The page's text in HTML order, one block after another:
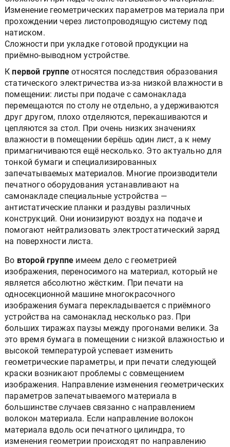
Изменение геометрических параметров материала при
прохождении через листопроводящую систему под
натиском.
Сложности при укладке готовой продукции на
приёмно-выводном устройстве.
Кпервой группе относятся последствия образования
статического электричества из-за низкой влажности в
помещении: листы при подаче с самонаклада
перемещаются по столу не отдельно, а удерживаются
друг другом, плохо отделяются, перекашиваются и
цепляются за стол. При очень низких значениях
влажности в помещении берёшь один лист, а к нему
примагничиваются ещё несколько. Это актуально для
тонкой бумаги и специализированных
запечатываемых материалов. Многие производители
печатного оборудования устанавливают на
самонакладе специальные устройства —
антистатические планки и раздувы различных
конструкций. Они ионизируют воздух на подаче и
помогают нейтрализовать электростатический заряд
на поверхности листа.
Во второй группе имеем дело с геометрией
изображения, переносимого на материал, который не
является абсолютно жёстким. При печати на
односекционной машине многокрасочного
изображения бумага перекладывается с приёмного
устройства на самонаклад несколько раз. При
больших тиражах паузы между прогонами велики. За
это время бумага в помещении с низкой влажностью и
высокой температурой успевает изменить
геометрические параметры, и при печати следующей
краски возникают проблемы с совмещением
изображения. Направление изменения геометрических
параметров запечатываемого материала в
большинстве случаев связанно с направлением
волокон материала. Если направление волокон
материала вдоль оси печатного цилиндра, то
изменения геометрии происходят по направлению